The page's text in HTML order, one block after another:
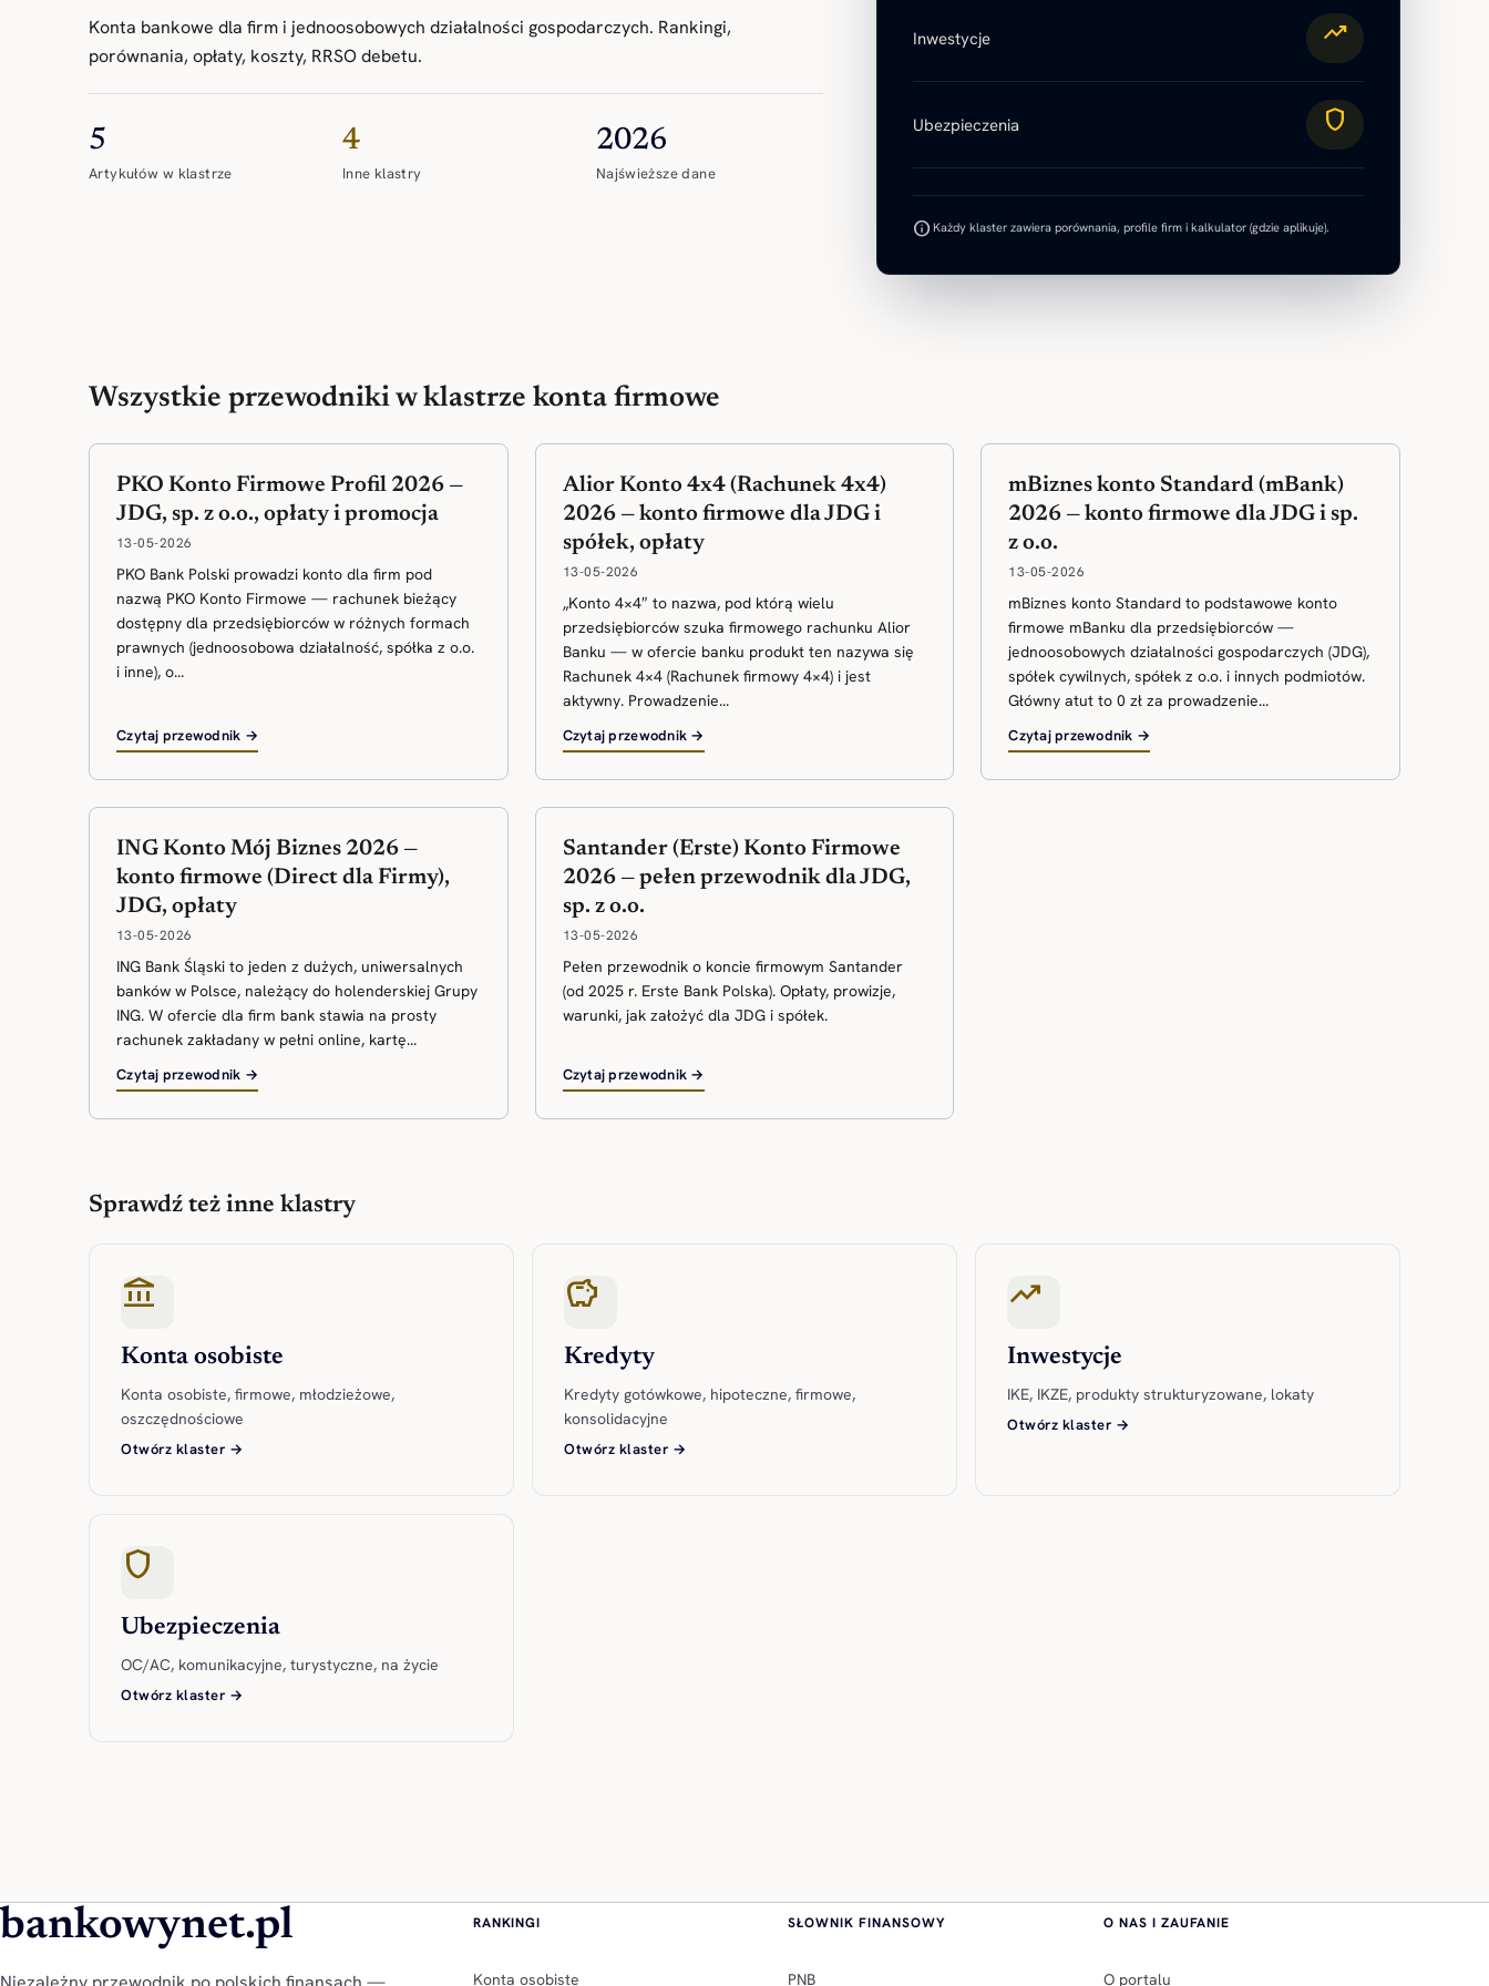
Konta bankowe dla firm i jednoosobowych działalności gospodarczych. Rankingi,
porównania, opłaty, koszty, RRSO debetu.
5
Artykułów w klastrze
4
Inne klastry
2026
Najświeższe dane
Inwestycje trending_up
Ubezpieczenia shield
infoKażdy klaster zawiera porównania, profile firm i kalkulator (gdzie aplikuje).
Wszystkie przewodniki w klastrze konta firmowe
PKO Konto Firmowe Profil 2026 —
JDG, sp. z o.o., opłaty i promocja
13-05-2026
PKO Bank Polski prowadzi konto dla firm pod
nazwą PKO Konto Firmowe — rachunek bieżący
dostępny dla przedsiębiorców w różnych formach
prawnych (jednoosobowa działalność, spółka z o.o.
i inne), o...
Czytaj przewodnik →
Alior Konto 4x4 (Rachunek 4x4)
2026 — konto firmowe dla JDG i
spółek, opłaty
13-05-2026
„Konto 4×4″ to nazwa, pod którą wielu
przedsiębiorców szuka firmowego rachunku Alior
Banku — w ofercie banku produkt ten nazywa się
Rachunek 4×4 (Rachunek firmowy 4×4) i jest
aktywny. Prowadzenie...
Czytaj przewodnik →
mBiznes konto Standard (mBank)
2026 — konto firmowe dla JDG i sp.
z o.o.
13-05-2026
mBiznes konto Standard to podstawowe konto
firmowe mBanku dla przedsiębiorców —
jednoosobowych działalności gospodarczych (JDG),
spółek cywilnych, spółek z o.o. i innych podmiotów.
Główny atut to 0 zł za prowadzenie...
Czytaj przewodnik →
ING Konto Mój Biznes 2026 —
konto firmowe (Direct dla Firmy),
JDG, opłaty
13-05-2026
ING Bank Śląski to jeden z dużych, uniwersalnych
banków w Polsce, należący do holenderskiej Grupy
ING. W ofercie dla firm bank stawia na prosty
rachunek zakładany w pełni online, kartę...
Czytaj przewodnik →
Santander (Erste) Konto Firmowe
2026 — pełen przewodnik dla JDG,
sp. z o.o.
13-05-2026
Pełen przewodnik o koncie firmowym Santander
(od 2025 r. Erste Bank Polska). Opłaty, prowizje,
warunki, jak założyć dla JDG i spółek.
Czytaj przewodnik →
Sprawdź też inne klastry
account_balance
Konta osobiste
Konta osobiste, firmowe, młodzieżowe,
oszczędnościowe
Otwórz klaster →
savings
Kredyty
Kredyty gotówkowe, hipoteczne, firmowe,
konsolidacyjne
Otwórz klaster →
trending_up
Inwestycje
IKE, IKZE, produkty strukturyzowane, lokaty
Otwórz klaster →
shield
Ubezpieczenia
OC/AC, komunikacyjne, turystyczne, na życie
Otwórz klaster →
bankowynet.pl RANKINGI
Konta osobiste
SŁOWNIK FINANSOWY
PNB
O NAS I ZAUFANIE
O portalu